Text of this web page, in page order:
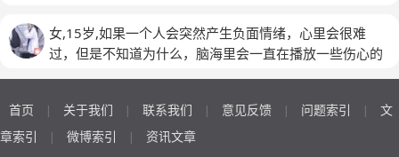
注意力会想很多无关紧要的东西有时候情绪很高涨一个人
的时候情绪会很低落低落的时候有轻微死亡念头，现在感
么感觉也想知道杀人是什么感觉以前对情绪控制很好最近
情绪容易激动。我不知道自己该怎么办也不知道自己奋斗
女,15岁,如果一个人会突然产生负面情绪，心里会很难
过，但是不知道为什么，脑海里会一直在播放一些伤心的
首页 | 关于我们 | 联系我们 | 意见反馈 | 问题索引 |
文
章索引
| 微博索引 | 资讯文章